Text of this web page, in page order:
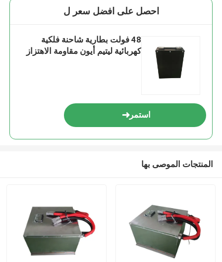
احصل على افضل سعر ل
48 فولت بطارية شاحنة فلكية
كهربائية ليتيم أيون مقاومة الاهتزاز
استمر
المنتجات الموصى بها